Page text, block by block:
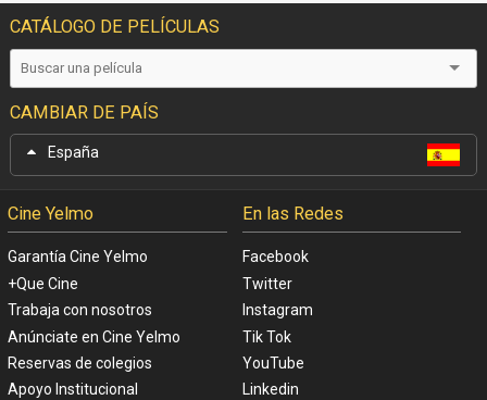
CATÁLOGO DE PELÍCULAS
CAMBIAR DE PAÍS
España
Cine Yelmo
Garantía Cine Yelmo
+Que Cine
Trabaja con nosotros
Anúnciate en Cine Yelmo
Reservas de colegios
Apoyo Institucional
En las Redes
Facebook
Twitter
Instagram
Tik Tok
YouTube
Linkedin